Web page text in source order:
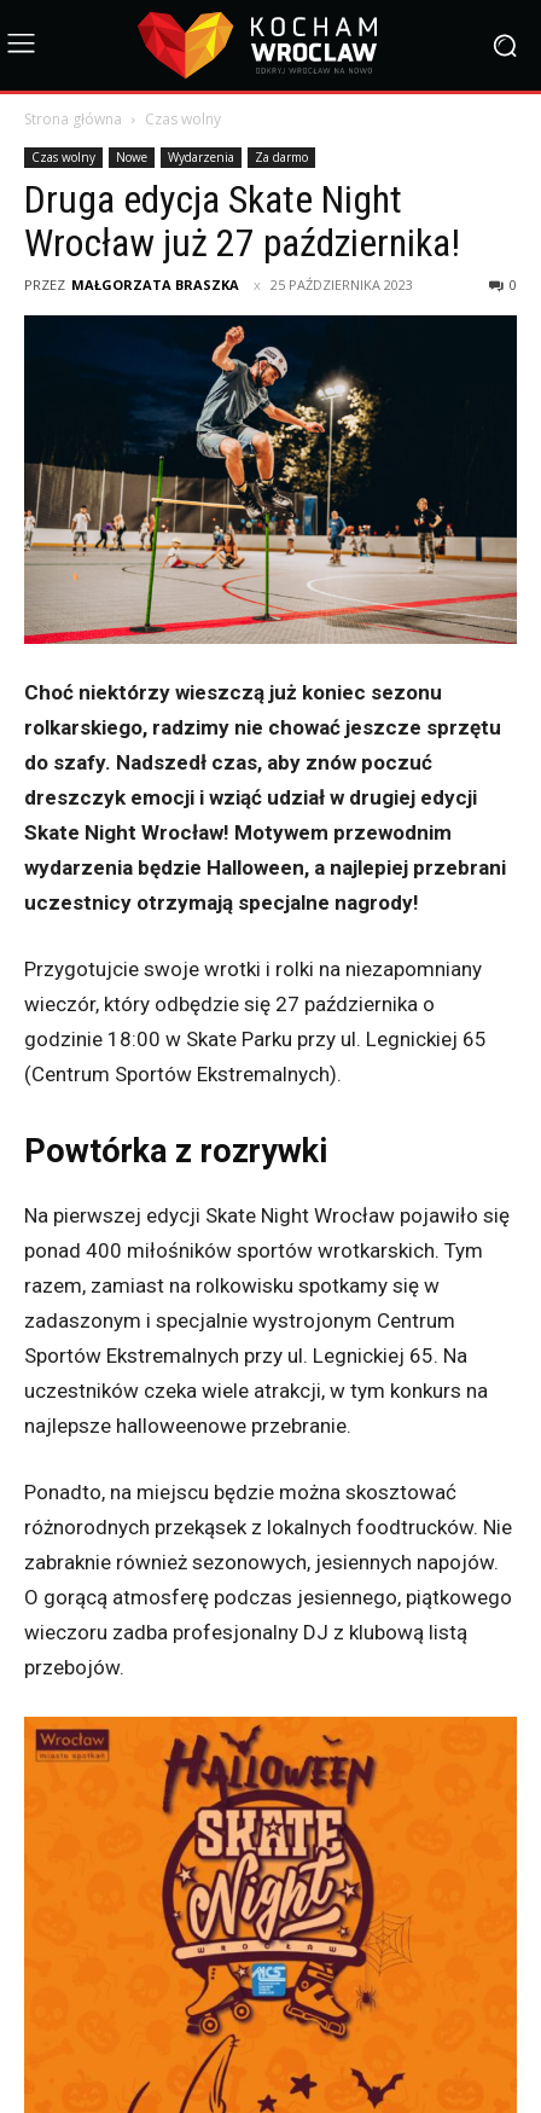
Strona główna Czas wolny
Czas wolny Nowe Wydarzenia Za darmo
Druga edycja Skate Night
Wrocław już 27 października!
PRZEZ MAŁGORZATA BRASZKA 25 PAŹDZIERNIKA 2023 0
Choć niektórzy wieszczą już koniec sezonu
rolkarskiego, radzimy nie chować jeszcze sprzętu
do szafy. Nadszedł czas, aby znów poczuć
dreszczyk emocji i wziąć udział w drugiej edycji
Skate Night Wrocław! Motywem przewodnim
wydarzenia będzie Halloween, a najlepiej przebrani
uczestnicy otrzymają specjalne nagrody!
Przygotujcie swoje wrotki i rolki na niezapomniany
wieczór, który odbędzie się 27 października o
godzinie 18:00 w Skate Parku przy ul. Legnickiej 65
(Centrum Sportów Ekstremalnych).
Powtórka z rozrywki
Na pierwszej edycji Skate Night Wrocław pojawiło się
ponad 400 miłośników sportów wrotkarskich. Tym
razem, zamiast na rolkowisku spotkamy się w
zadaszonym i specjalnie wystrojonym Centrum
Sportów Ekstremalnych przy ul. Legnickiej 65. Na
uczestników czeka wiele atrakcji, w tym konkurs na
najlepsze halloweenowe przebranie.
Ponadto, na miejscu będzie można skosztować
różnorodnych przekąsek z lokalnych foodtrucków. Nie
zabraknie również sezonowych, jesiennych napojów.
O gorącą atmosferę podczas jesiennego, piątkowego
wieczoru zadba profesjonalny DJ z klubową listą
przebojów.